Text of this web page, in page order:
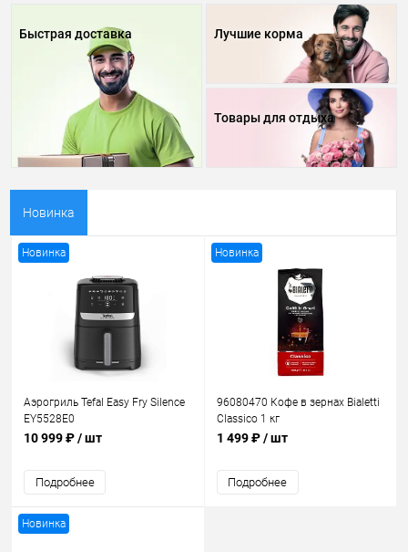
Быстрая доставка Лучшие корма
Товары для отдыха
Новинка
Новинка
Аэрогриль Tefal Easy Fry Silence
EY5528E0
10 999 ₽/ шт
Подробнее
Новинка
96080470 Кофе в зернах Bialetti
Classico 1 кг
1 499 ₽/ шт
Подробнее
Новинка